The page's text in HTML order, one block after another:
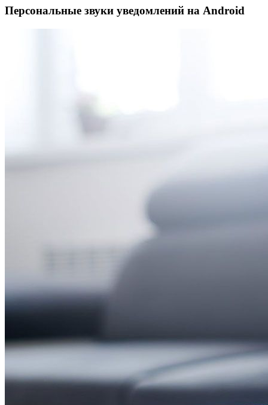
Персональные звуки уведомлений на Android